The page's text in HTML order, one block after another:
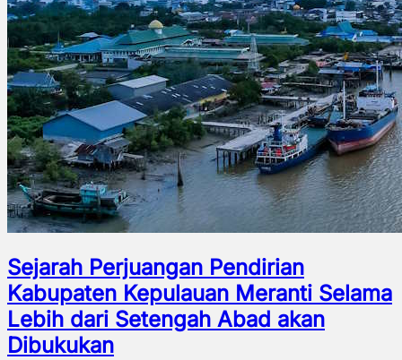
Sejarah Perjuangan Pendirian
Kabupaten Kepulauan Meranti Selama
Lebih dari Setengah Abad akan
Dibukukan